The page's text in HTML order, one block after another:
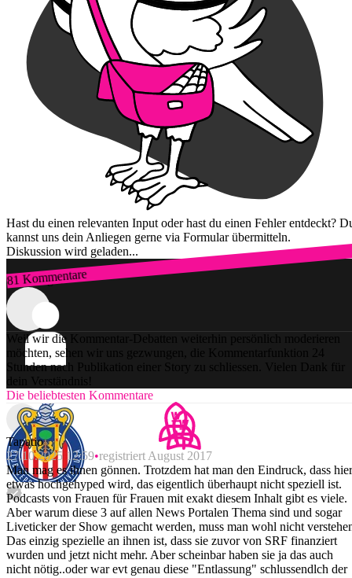
Hast du einen relevanten Input oder hast du einen Fehler entdeckt?
kannst uns dein Anliegen gerne via Formular übermitteln.
Diskussion wird geladen...
81 Kommentare
Zum Login
Weil wir die Kommentar-Debatten weiterhin persönlich moderieren
möchten, sehen wir uns gezwungen, die Kommentarfunktion 24
Stunden nach Publikation einer Story zu schliessen. Vielen Dank für
dein Verständnis!
Die beliebtesten Kommentare
Tapatio
27.10.2025 12:59 registriert August 2017
Man mag es ihnen gönnen. Trotzdem hat man den Eindruck, dass hier
etwas hochgehyped wird, das eigentlich überhaupt nicht speziell ist.
Podcasts von Frauen für Frauen mit exakt diesem Inhalt gibt es viele.
Aber warum diese 3 auf allen News Portalen Thema sind und sogar
Liveticker der Show gemacht werden, muss man wohl nicht
Das einzig spezielle an ihnen ist, dass sie zuvor von SRF finanziert
wurden und jetzt nicht mehr. Aber scheinbar haben sie ja das auch
nicht nötig..oder war evt genau diese "Entlassung" schlussendlch der